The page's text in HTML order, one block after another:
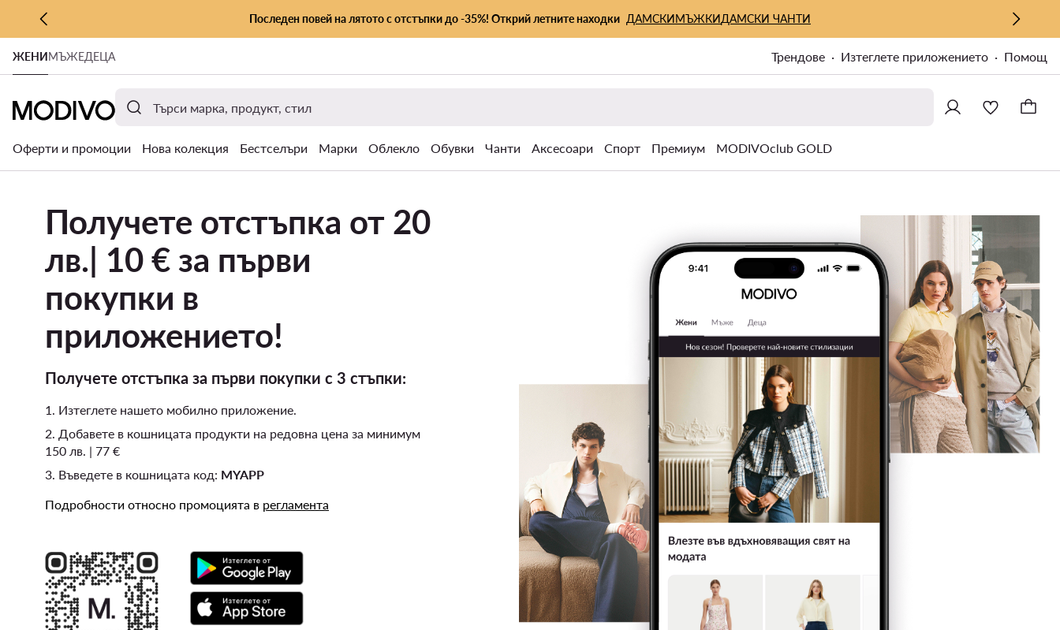
КЪМ ОСНОВНОТО СЪДЪРЖАНИЕ
КЪМ ТЪРСЕНЕ
Последен повей на лятото с отстъпки до -35%! Открий летните находки ДАМСКИМЪЖКИДАМСКИ ЧАНТИ
ЖЕНИМЪЖЕДЕЦА Трендове Изтеглете приложението Помощ
Оферти и промоции Нова колекция Бестселъри Марки Облекло Обувки Чанти Аксесоари Спорт Премиум MODIVOclub GOLD
Получете отстъпка от 20
лв.| 10 € за първи
покупки в
приложението!
Получете отстъпка за първи покупки с 3 стъпки:
1. Изтеглете нашето мобилно приложение.
2. Добавете в кошницата продукти на редовна цена за минимум
150 лв. | 77 €
3. Въведете в кошницата код: MYAPP
Подробности относно промоцията в регламента